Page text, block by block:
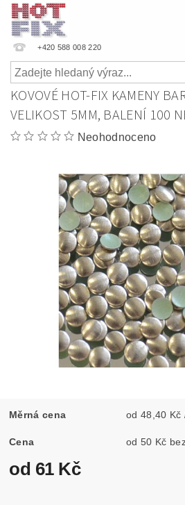
+420 588 008 220
KOVOVÉ HOT-FIX KAMENY
VELIKOST 5MM, BALENÍ 100
Neohodnoceno
Měrná cena od 48,40 Kč
Cena od 50
od 61 Kč